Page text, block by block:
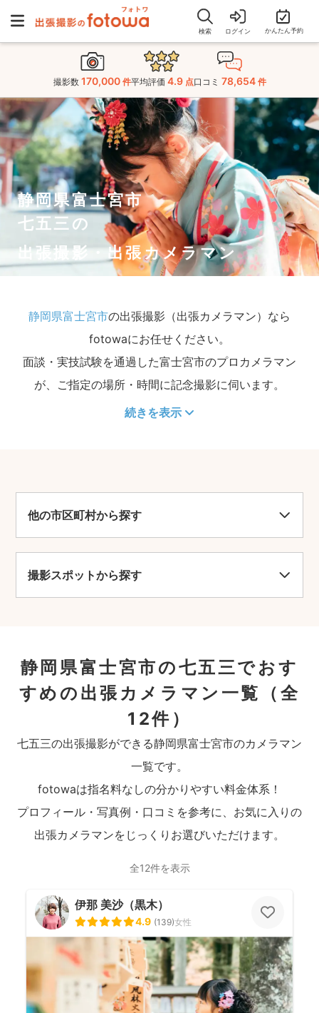
検索 ログイン かんたん予約
撮影数 170,000 件平均評価 4.9 点口コミ 78,654 件
静岡県富士宮市
七五三の
出張撮影・出張カメラマン
静岡県富士宮市の出張撮影（出張カメラマン）なら
fotowaにお任せください。
面談・実技試験を通過した富士宮市のプロカメラマン
が、ご指定の場所・時間に記念撮影に伺います。
続きを表示
他の市区町村から探す
撮影スポットから探す
静岡県富士宮市の七五三でおす
すめの出張カメラマン一覧
（全
12件）
七五三の出張撮影ができる静岡県富士宮市のカメラマン
一覧です。
fotowaは指名料なしの分かりやすい料金体系！
プロフィール・写真例・口コミを参考に、お気に入りの
出張カメラマンをじっくりお選びいただけます。
全12件を表示
伊那 美沙（黒木）
4.9 (139)女性